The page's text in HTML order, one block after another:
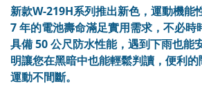
新款W-219H系列推出新色，運動機能
7 年的電池壽命滿足實用需求，不必時
具備 50 公尺防水性能，遇到下雨也能
明讓您在黑暗中也能輕鬆判讀，便利
運動不間斷。